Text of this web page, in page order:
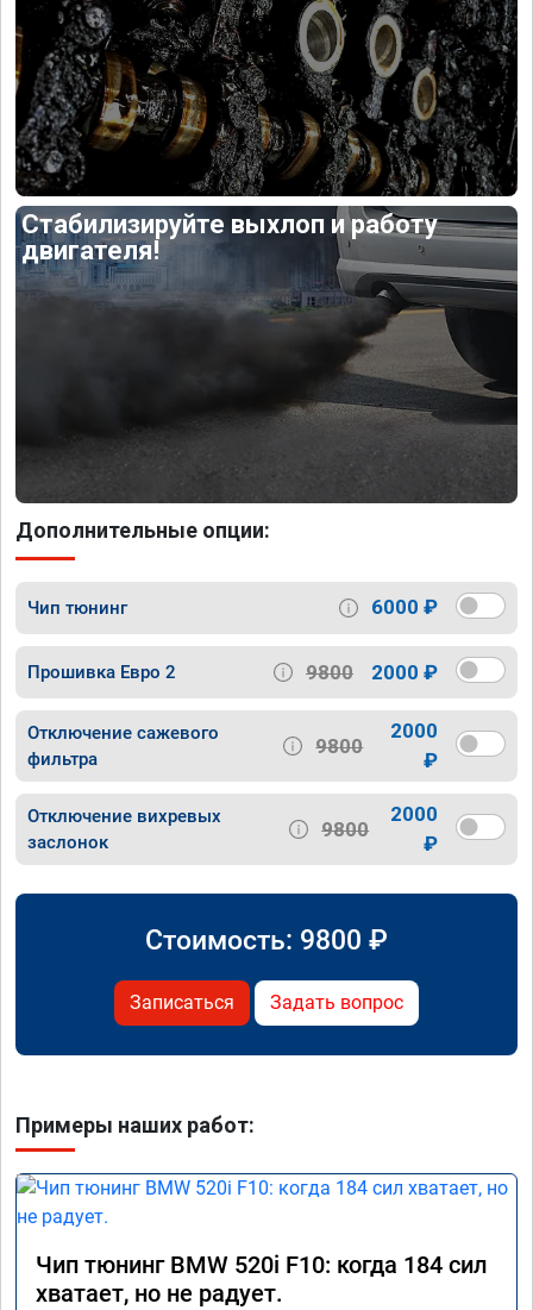
Стабилизируйте выхлоп и работу
двигателя!
Дополнительные опции:
Чип тюнинг 6000 ₽
Прошивка Евро 2 9800 2000 ₽
Отключение сажевого
фильтра
9800
2000
₽
Отключение вихревых
заслонок
9800
2000
₽
Стоимость: 9800 ₽
Записаться Задать вопрос
Примеры наших работ:
Чип тюнинг BMW 520i F10: когда 184 сил
хватает, но не радует.